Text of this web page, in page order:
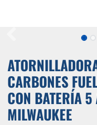
CARBONES
CON BATERÍA
MILWAUKEE